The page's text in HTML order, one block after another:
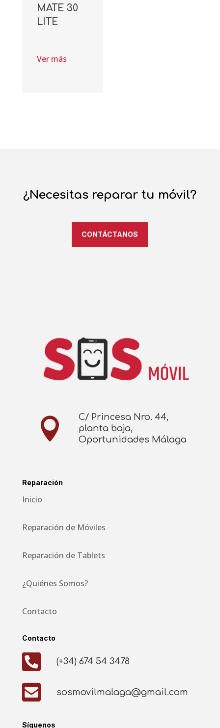
MATE 30
LITE
Ver más
¿Necesitas reparar tu móvil?
CONTÁCTANOS

C/ Princesa Nro. 44,
planta baja,
Oportunidades Málaga
Reparación
Inicio
Reparación de Móviles
Reparación de Tablets
¿Quiénes Somos?
Contacto
Contacto
 (+34) 674 54 3478
 sosmovilmalaga@gmail.com
Síguenos